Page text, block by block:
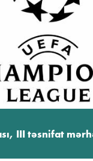
III təsnifat